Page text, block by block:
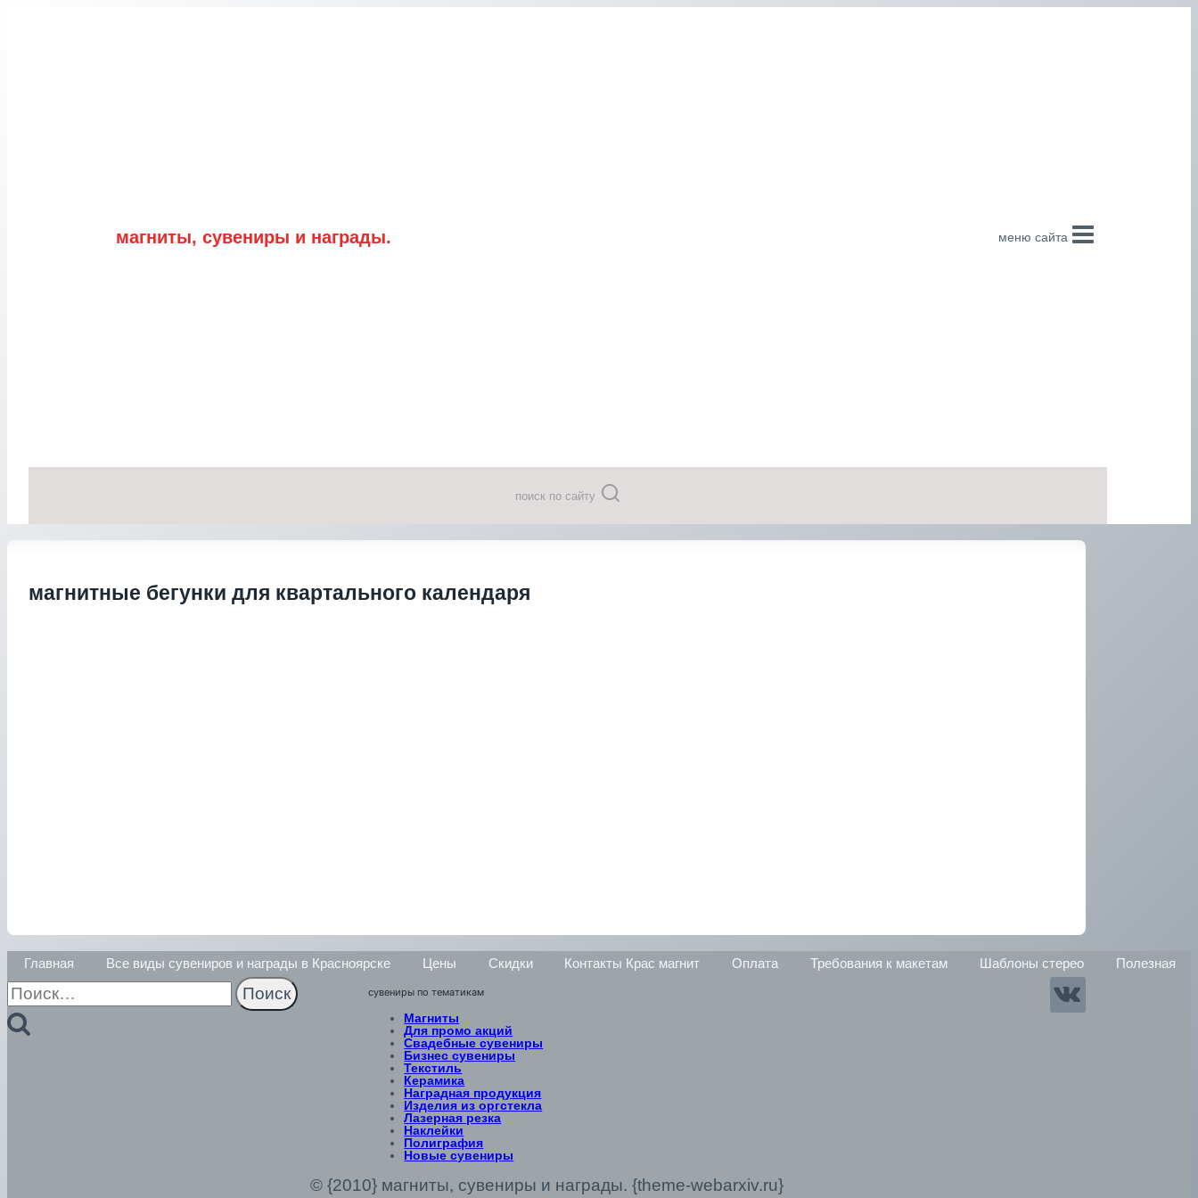
магниты, сувениры и награды. меню сайта
поиск по сайту
магнитные бегунки для квартального календаря
Главная Все виды сувениров и награды в Красноярске Цены Скидки Контакты Крас магнит Оплата Требования к макетам Шаблоны стерео Полезная
Найти:
сувениры по тематикам
Магниты
Для промо акций
Свадебные сувениры
Бизнес сувениры
Текстиль
Керамика
Наградная продукция
Изделия из оргстекла
Лазерная резка
Наклейки
Полиграфия
Новые сувениры
© {2010} магниты, сувениры и награды. {theme-webarxiv.ru}